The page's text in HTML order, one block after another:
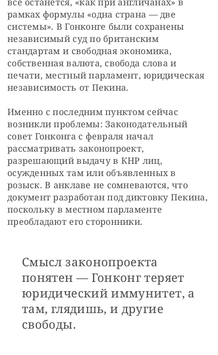
рамках формулы «одна страна — две
системы». В Гонконге были сохранены
независимый суд по британским
стандартам и свободная экономика,
собственная валюта, свобода слова и
печати, местный парламент, юридическая
независимость от Пекина.
Именно с последним пунктом сейчас
возникли проблемы: Законодательный
совет Гонконга с февраля начал
рассматривать законопроект,
разрешающий выдачу в КНР лиц,
осужденных там или объявленных в
розыск. В анклаве не сомневаются, что
документ разработан под диктовку Пекина,
поскольку в местном парламенте
преобладают его сторонники.
Смысл законопроекта
понятен — Гонконг теряет
юридический иммунитет, а
там, глядишь, и другие
свободы.